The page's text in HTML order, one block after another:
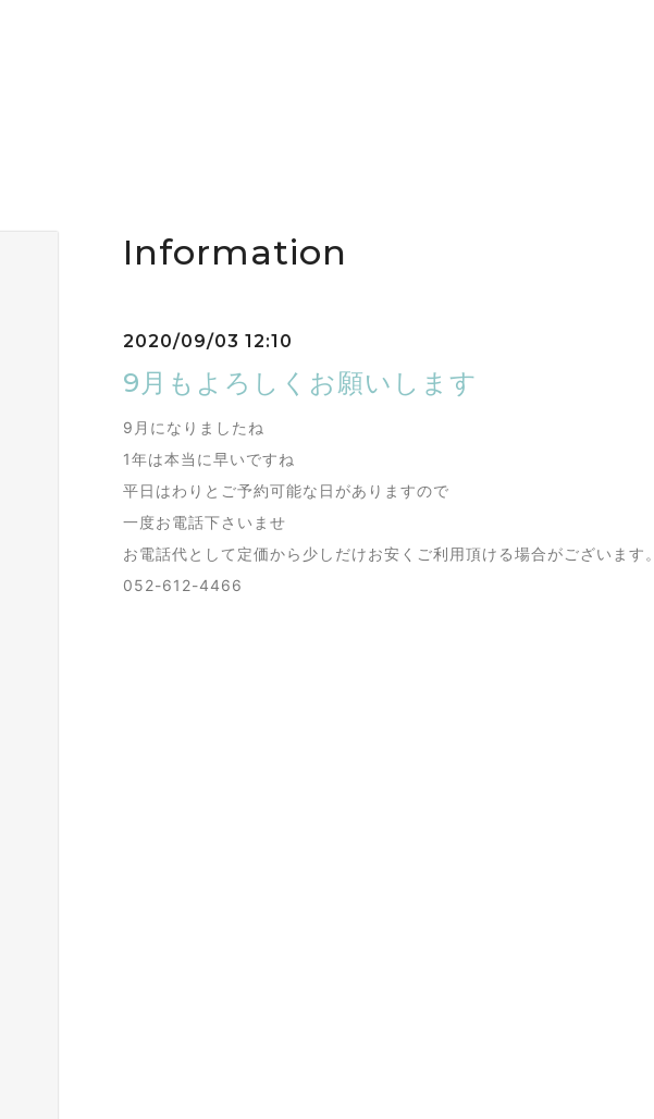
Information
2020/09/03 12:10
9月もよろしくお願いします
9月になりましたね
1年は本当に早いですね
平日はわりとご予約可能な日がありますので
一度お電話下さいませ
お電話代として定価から少しだけお安くご利用頂ける場合がございます。
052-612-4466